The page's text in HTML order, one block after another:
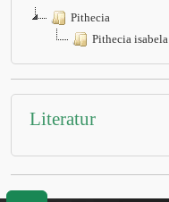
Pithecia
Pithecia isabela
Literatur